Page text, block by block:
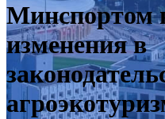
Минспортом
изменения в